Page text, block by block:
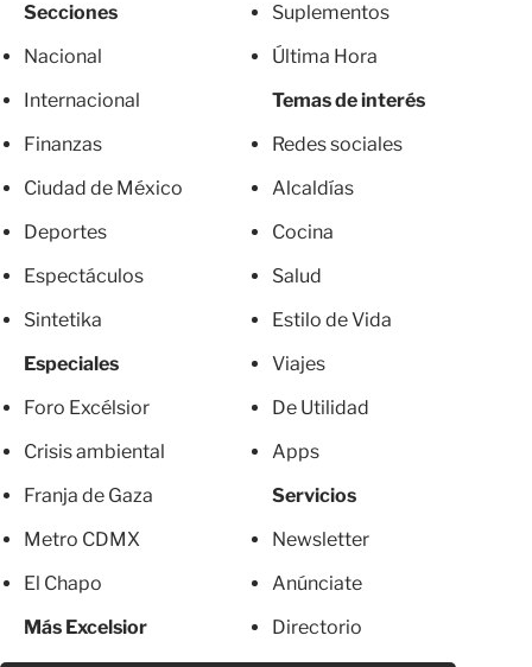
Secciones
Nacional
Internacional
Finanzas
Ciudad de México
Deportes
Espectáculos
Sintetika
Especiales
Foro Excélsior
Crisis ambiental
Franja de Gaza
Metro CDMX
El Chapo
Más Excelsior
Suplementos
Última Hora
Temas de interés
Redes sociales
Alcaldías
Cocina
Salud
Estilo de Vida
Viajes
De Utilidad
Apps
Servicios
Newsletter
Anúnciate
Directorio